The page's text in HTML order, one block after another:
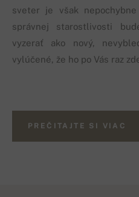
sveter je však
správnej starostlivosti
vyzerať ako nový,
vylúčené, že ho po Vás raz
PREČITAJTE SI VIAC